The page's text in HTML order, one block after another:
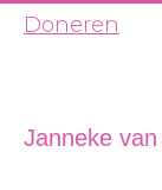
GaDoneren
Janneke